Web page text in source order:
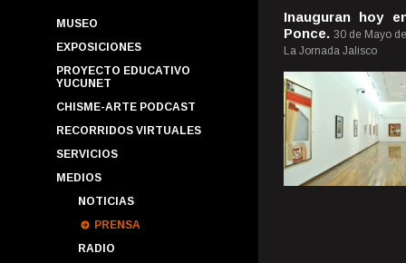
MUSEO
EXPOSICIONES
PROYECTO EDUCATIVO
YUCUNET
CHISME-ARTE PODCAST
RECORRIDOS VIRTUALES
SERVICIOS
MEDIOS
NOTICIAS
PRENSA
RADIO
Inauguran hoy
Ponce. 30 de Mayo
La Jornada Jalisco